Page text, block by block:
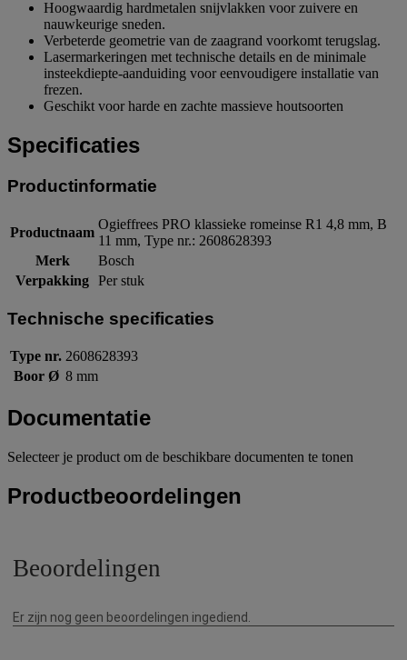
Hoogwaardig hardmetalen snijvlakken voor zuivere en
nauwkeurige sneden.
Verbeterde geometrie van de zaagrand voorkomt terugslag.
Lasermarkeringen met technische details en de minimale
insteekdiepte-aanduiding voor eenvoudigere installatie van
frezen.
Geschikt voor harde en zachte massieve houtsoorten
Specificaties
Productinformatie
Productnaam
Ogieffrees PRO klassieke romeinse R1 4,8 mm, B
11 mm, Type nr.: 2608628393
Merk
Bosch
Verpakking Per stuk
Technische specificaties
Type nr. 2608628393
Boor Ø 8 mm
Documentatie
Selecteer je product om de beschikbare documenten te tonen
Productbeoordelingen